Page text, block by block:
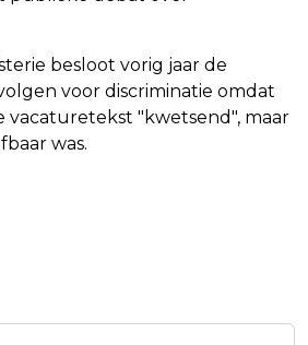
besloot vorig jaar de
voor discriminatie omdat
vacaturetekst "kwetsend", maar
was.
DINER
BANEN IN GEVAAR
EN